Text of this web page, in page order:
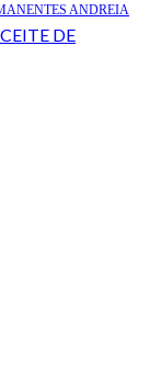
ANDREIA
DE